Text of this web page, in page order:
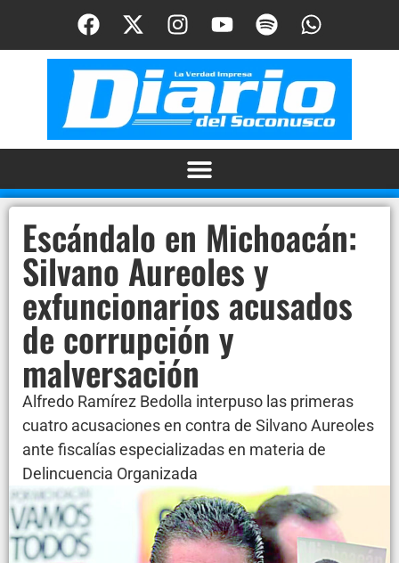
Escándalo en Michoacán:
Silvano Aureoles y
exfuncionarios acusados
de corrupción y
malversación
Alfredo Ramírez Bedolla interpuso las primeras
cuatro acusaciones en contra de Silvano Aureoles
ante fiscalías especializadas en materia de
Delincuencia Organizada